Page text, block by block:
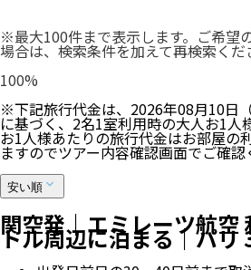
※最大100件まで表示します。ご希望
場合は、検索条件を加えて再検索くだ
100%
※下記旅行代金は、 2026年08月10日
に基づく、2名1室利用時の大人お1人
お1人様あたりの旅行代金はお部屋の
ますのでツアー内容確認画面でご確
安い順
関空発｜エミレーツ航空
トル周辺に泊まる｜パリ